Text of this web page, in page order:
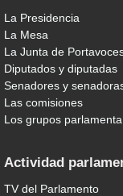
La Presidencia
La Mesa
La Junta de
Diputados y diputadas
Senadores y
Las comisiones
Los grupos
Actividad
TV del Parlamento